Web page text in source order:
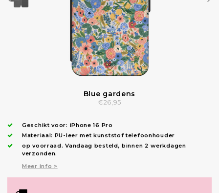
Blue gardens
€26,95
Geschikt voor: iPhone 16 Pro
Materiaal: PU-leer met kunststof telefoonhouder
op voorraad.Vandaag besteld, binnen 2 werkdagen
verzonden.
Meer info >